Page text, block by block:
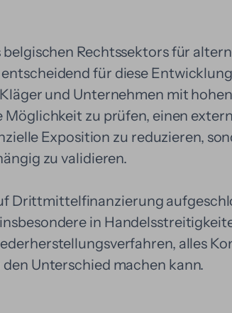
Rechtssektors für
für diese
und Unternehmen mit
zu prüfen, einen
Exposition zu reduzieren,
zu validieren.
Drittmittelfinanzierung
in
alles
Unterschied machen kann.